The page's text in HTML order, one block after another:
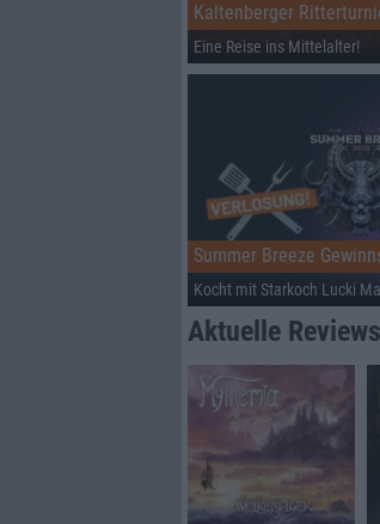
Kaltenberger
Eine Reise ins Mittelalter!
Summer Breeze
Kocht mit Starkoch Lucki
Aktuelle Reviews